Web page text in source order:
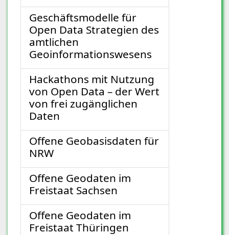
Geschäftsmodelle für
Open Data Strategien des
amtlichen
Geoinformationswesens
Hackathons mit Nutzung
von Open Data – der Wert
von frei zugänglichen
Daten
Offene Geobasisdaten für
NRW
Offene Geodaten im
Freistaat Sachsen
Offene Geodaten im
Freistaat Thüringen